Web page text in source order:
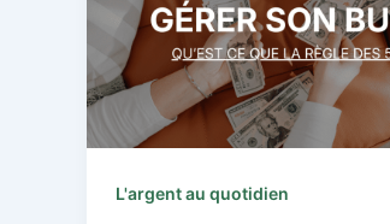
L'argent au quotidien